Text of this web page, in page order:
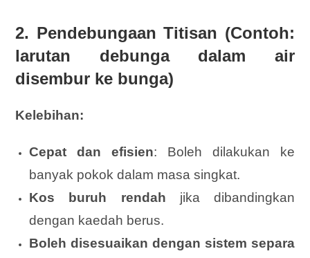
2. Pendebungaan Titisan (Contoh:
larutan debunga dalam air
disembur ke bunga)
Kelebihan:
Cepat dan efisien: Boleh dilakukan ke
banyak pokok dalam masa singkat.
Kos buruh rendah jika dibandingkan
dengan kaedah berus.
Boleh disesuaikan dengan sistem separa